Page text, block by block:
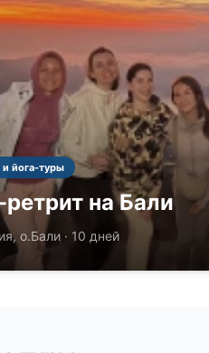
йога-туры
на Бали
о.Бали · 10 дней